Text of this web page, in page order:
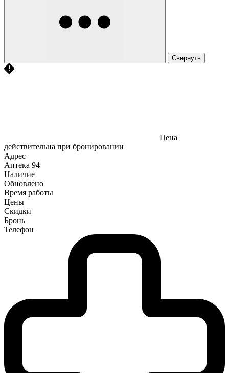
Свернуть
Цена
действительна при бронировании
Адрес
Аптека 94
Наличие
Обновлено
Время работы
Цены
Скидки
Бронь
Телефон